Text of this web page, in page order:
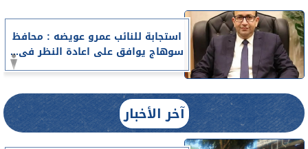
استجابة للنائب عمرو عويضه : محافظ
سوهاج يوافق على اعادة النظر فى...
آخر الأخبار